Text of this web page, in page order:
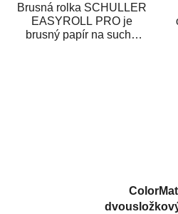
Brusná rolka SCHULLER
EASYROLL PRO je
brusný papír na suché